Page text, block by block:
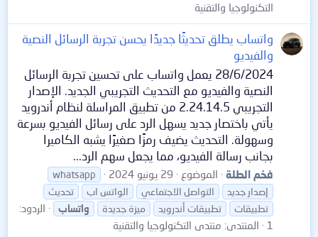
التكنولوجيا والتقنية
واتساب يطلق تحديثًا جديدًا يحسن تجربة الرسائل النصية
والفيديو
28/6/2024 يعمل واتساب على تحسين تجربة الرسائل
النصية والفيديو مع التحديث التجريبي الجديد. الإصدار
التجريبي 2.24.14.5 من تطبيق المراسلة لنظام أندرويد
يأتي باختصار جديد يسهل الرد على رسائل الفيديو بسرعة
وسهولة. التحديث يضيف رمزًا صغيرًا يشبه الكاميرا
بجانب رسالة الفيديو، مما يجعل سهم الرد...
فخم الطلة الموضوع 29 يونيو 2024
whatsapp
إصدار جديد
التواصل الاجتماعي الواتس اب
تحديث
تطبيقات
تطبيقات أندرويد ميزة جديدة واتساب
الردود:
1
المنتدى: منتدى التكنولوجيا والتقنية